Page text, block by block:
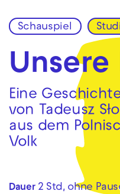
Zur Hauptnavigation
Zum Hauptinhalt
Schauspiel
Unsere
Eine
von Tadeusz
aus dem
Volk
Dauer 2 Std, ohne